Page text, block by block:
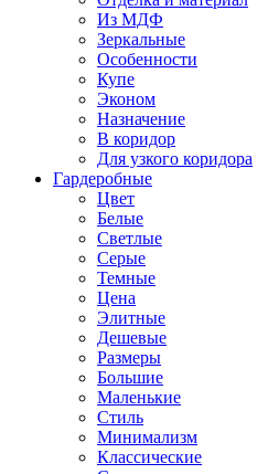
Из МДФ
Зеркальные
Особенности
Купе
Эконом
Назначение
В коридор
Для узкого коридора
Гардеробные
Цвет
Белые
Светлые
Серые
Темные
Цена
Элитные
Дешевые
Размеры
Большие
Маленькие
Стиль
Минимализм
Классические